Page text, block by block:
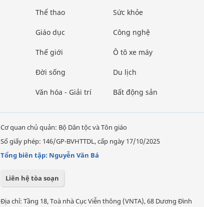
Thể thao
Giáo dục
Thế giới
Đời sống
Văn hóa - Giải trí
Sức khỏe
Công nghệ
Ô tô xe máy
Du lịch
Bất động sản
Cơ quan chủ quản: Bộ Dân tộc và Tôn giáo
Số giấy phép: 146/GP-BVHTTDL, cấp ngày 17/10/2025
Tổng biên tập: Nguyễn Văn Bá
Liên hệ tòa soạn
Địa chỉ: Tầng 18, Toà nhà Cục Viễn thông (VNTA), 68 Dương Đình